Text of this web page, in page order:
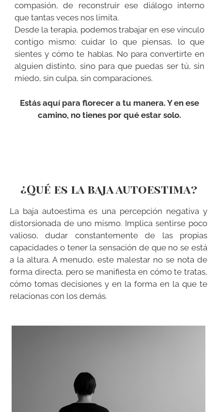
compasión, de reconstruir ese diálogo interno
que tantas veces nos limita.
Desde la terapia, podemos trabajar en ese vínculo
contigo mismo: cuidar lo que piensas, lo que
sientes y cómo te hablas. No para convertirte en
alguien distinto, sino para que puedas ser tú, sin
miedo, sin culpa, sin comparaciones.
Estás aquí para florecer a tu manera. Y en ese
camino, no tienes por qué estar solo.
¿Qué es la baja autoestima?
La baja autoestima es una percepción negativa y
distorsionada de uno mismo. Implica sentirse poco
valioso, dudar constantemente de las propias
capacidades o tener la sensación de que no se está
a la altura. A menudo, este malestar no se nota de
forma directa, pero se manifiesta en cómo te tratas,
cómo tomas decisiones y en la forma en la que te
relacionas con los demás.